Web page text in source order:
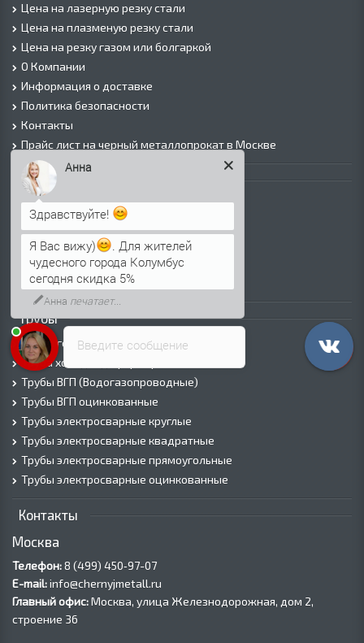
Цена на лазерную резку стали
Цена на плазменую резку стали
Цена на резку газом или болгаркой
О Компании
Информация о доставке
Политика безопасности
Контакты
Прайс лист на черный металлопрокат в Москве
Листовой прокат
Лист г/к
Лист х/к
Просечно-вытяжной лист (ПВЛ)
Лист рифленый
Лист оцинкованный
Трубы
Трубы горячедеформированные
Труба холоднодеформированная
Трубы ВГП (Водогазопроводные)
Трубы ВГП оцинкованные
Трубы электросварные круглые
Трубы электросварные квадратные
Трубы электросварные прямоугольные
Трубы электросварные оцинкованные
Контакты
Москва
Телефон:8 (499) 450‑97-07
E-mail:info@chernyjmetall.ru
Главный офис:Москва, улица Железнодорожная, дом 2,
строение 36
Введите сообщение
Анна
Здравствуйте!
Я Вас вижу)
. Для жителей
чудесного города Колумбус
сегодня скидка 5%
Анна печатает...